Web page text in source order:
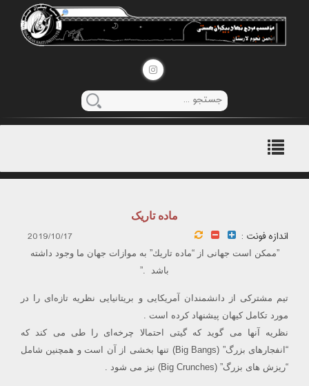
منوی
اصلی
ماده تاریک
اندازه فونت : 2019/10/17
”ممكن است جهانی از “ماده تاريك” به موازات جهان ما وجود داشته
باشد .”
تيم مشتركی از دانشمندان آمريكايی و بريتانيايی نظريه تازه‌ای را در
مورد تكامل كيهان پيشنهاد كرده است .
نظريه آنها می گويد كه گيتی احتمالا چرخه‌ای را طی می كند كه
“انفجارهای بزرگ” (Big Bangs) تنها بخشی از آن است و همچنين شامل
“ريزش های بزرگ” (Big Crunches) نيز می شود .